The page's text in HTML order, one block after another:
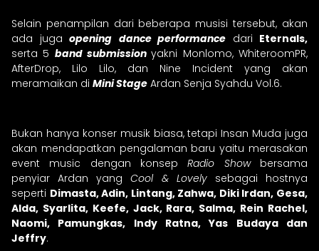
Selain penampilan dari beberapa musisi tersebut, akan
ada juga opening dance performance dari Eternals,
serta 5 band submissionyakni Monlomo, WhiteroomPR,
AfterDrop, Lilo Lilo, dan Nine Incident yang akan
meramaikan di Mini Stage Ardan Senja Syahdu Vol.6.
Bukan hanya konser musik biasa, tetapi Insan Muda juga
akan mendapatkan pengalaman baru yaitu merasakan
event music dengan konsepRadio Showbersama
penyiar Ardan yangCool & Lovelysebagai hostnya
seperti Dimasta, Adin, Lintang, Zahwa, Diki Irdan, Gesa,
Alda, Syarlita, Keefe, Jack, Rara, Salma, Rein Rachel,
Naomi, Pamungkas, Indy Ratna, Yas Budaya dan
Jeffry.